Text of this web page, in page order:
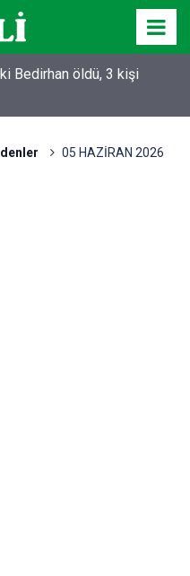
Bedirhan öldü, 3 kişi
05 HAZİRAN 2026